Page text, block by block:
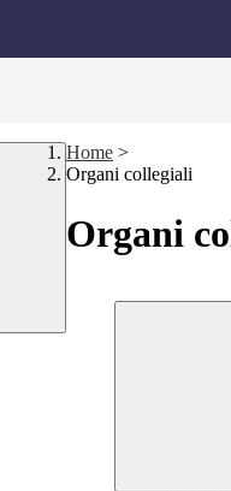
Home >
Organi collegiali
Organi